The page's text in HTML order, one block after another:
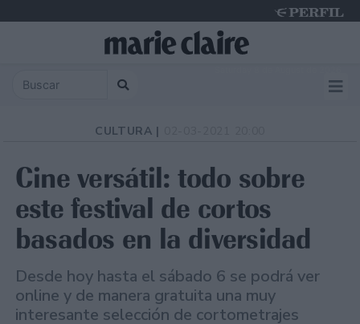
CULTURA |
Cine versátil: todo sobre
este festival de cortos
basados en la diversidad
Desde hoy hasta el sábado 6 se podrá ver
online y de manera gratuita una muy
interesante selección de cortometrajes